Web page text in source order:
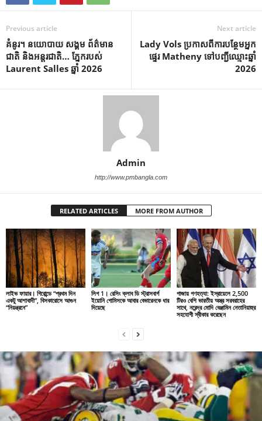
Previous article
គំនូរ។ នយោបាយ សង្គម ព័ត៌មាន
ជាតិ និងអន្តរជាតិ… ភ្នែករបស់
Laurent Salles ឆ្នាំ 2026
Next article
Lady Vols ប្រកាសពីការបន្ថែមអ្នក
ផ្ទេរ Matheny ទៅបញ្ជីឈ្មោះឆ្នាំ
2026
Admin
http://www.pmbangla.com
RELATED ARTICLES MORE FROM AUTHOR
লাইভ ফায়ার। গিরোন্ডে “প্রথম দিন
একটু আশাবাদী”, বিসকারোসে আগুন
“নিয়ন্ত্রনে”
লিগ 1। রেসিং ক্লাব ডি স্ট্রাসবার্গ
ইয়োনি গোমিসকে আবার বেভারেনকে ধার
দিয়েছে
গাজায় গণহত্যা: ইস্রায়েলে 2,500
টিরও বেশি ভারতীয় অস্ত্র সরবরাহের
সাথে, নরেন্দ্র মোদি বেঞ্জামিন নেতানিয়াহুর
সহযোগী স্বীকার করেছেন